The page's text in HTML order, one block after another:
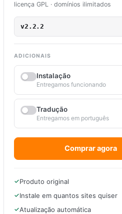
licença GPL · domínios ilimitados
v2.2.2
ADICIONAIS
Instalação
Entregamos funcionando
Tradução
Entregamos em português
Comprar agora
Produto original
Instale em quantos sites quiser
Atualização automática